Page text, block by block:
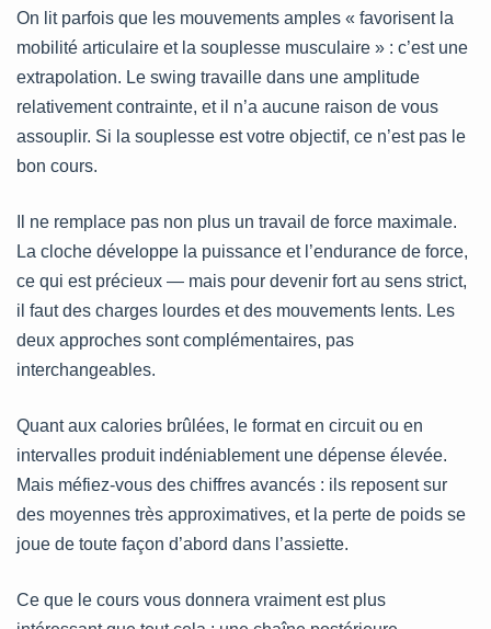
On lit parfois que les mouvements amples « favorisent la
mobilité articulaire et la souplesse musculaire » : c’est une
extrapolation. Le swing travaille dans une amplitude
relativement contrainte, et il n’a aucune raison de vous
assouplir. Si la souplesse est votre objectif, ce n’est pas le
bon cours.
Il ne remplace pas non plus un travail de force maximale.
La cloche développe la puissance et l’endurance de force,
ce qui est précieux — mais pour devenir fort au sens strict,
il faut des charges lourdes et des mouvements lents. Les
deux approches sont complémentaires, pas
interchangeables.
Quant aux calories brûlées, le format en circuit ou en
intervalles produit indéniablement une dépense élevée.
Mais méfiez-vous des chiffres avancés : ils reposent sur
des moyennes très approximatives, et la perte de poids se
joue de toute façon d’abord dans l’assiette.
Ce que le cours vous donnera vraiment est plus